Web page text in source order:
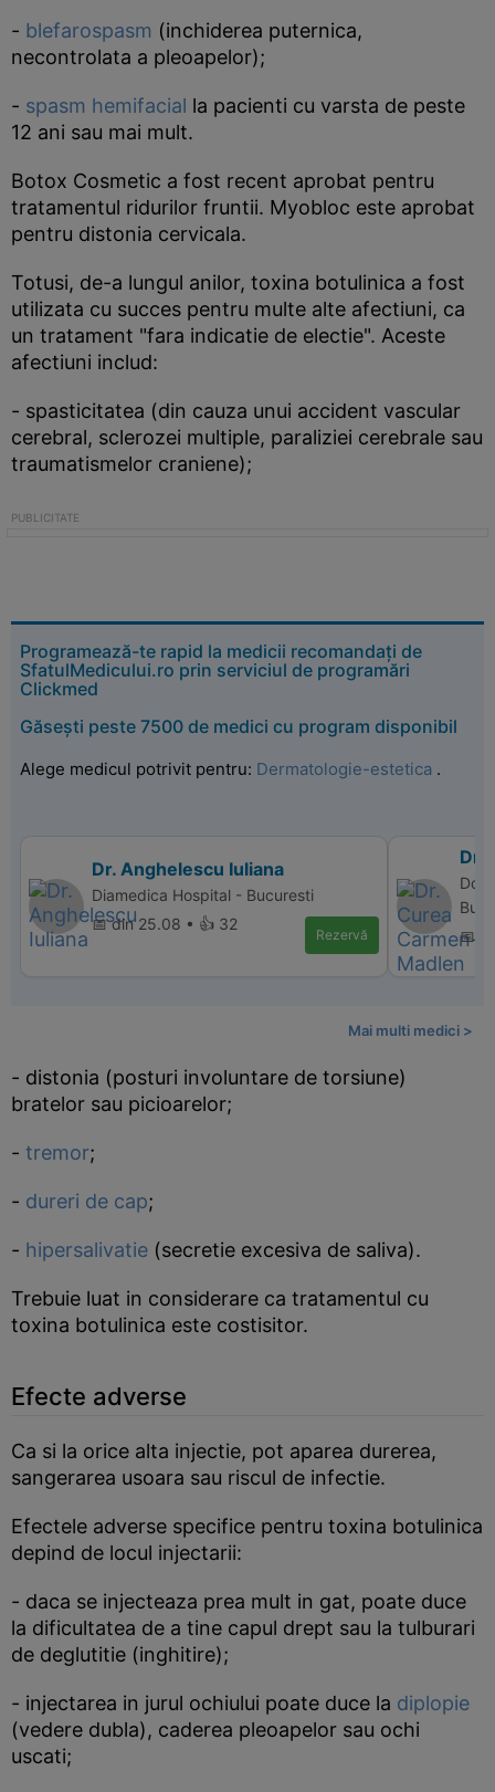
- blefarospasm (inchiderea puternica,
necontrolata a pleoapelor);
- spasm hemifacial la pacienti cu varsta de peste
12 ani sau mai mult.
Botox Cosmetic a fost recent aprobat pentru
tratamentul ridurilor fruntii. Myobloc este aprobat
pentru distonia cervicala.
Totusi, de-a lungul anilor, toxina botulinica a fost
utilizata cu succes pentru multe alte afectiuni, ca
un tratament "fara indicatie de electie". Aceste
afectiuni includ:
- spasticitatea (din cauza unui accident vascular
cerebral, sclerozei multiple, paraliziei cerebrale sau
traumatismelor craniene);
Programează-te rapid la medicii recomandați de
SfatulMedicului.ro prin serviciul de programări
Clickmed
Găsești peste 7500 de medici cu program disponibil
Alege medicul potrivit pentru: Dermatologie-estetica .
Dr. Anghelescu Iuliana
Diamedica Hospital - Bucuresti
📅 din 25.08 • 👍 32
Rezervă
Dr.
📅
Mai multi medici >
- distonia (posturi involuntare de torsiune)
bratelor sau picioarelor;
- tremor;
- dureri de cap;
- hipersalivatie (secretie excesiva de saliva).
Trebuie luat in considerare ca tratamentul cu
toxina botulinica este costisitor.
Efecte adverse
Ca si la orice alta injectie, pot aparea durerea,
sangerarea usoara sau riscul de infectie.
Efectele adverse specifice pentru toxina botulinica
depind de locul injectarii:
- daca se injecteaza prea mult in gat, poate duce
la dificultatea de a tine capul drept sau la tulburari
de deglutitie (inghitire);
- injectarea in jurul ochiului poate duce la diplopie
(vedere dubla), caderea pleoapelor sau ochi
uscati;